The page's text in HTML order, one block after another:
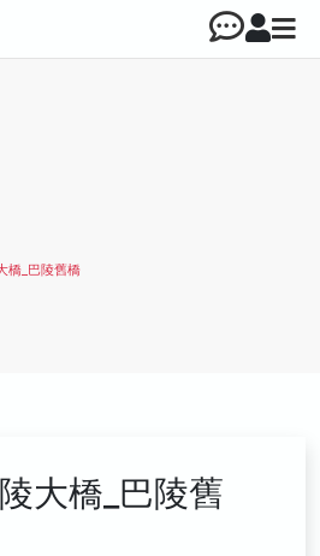
橋_巴陵舊橋
大橋_巴陵舊